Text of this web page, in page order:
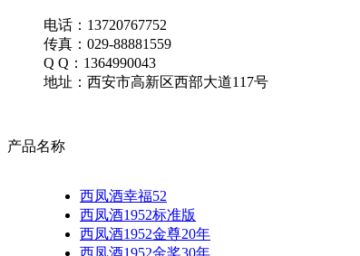
电话：13720767752
传真：029-88881559
Q Q：1364990043
地址：西安市高新区西部大道117号
产品名称
西凤酒幸福52
西凤酒1952标准版
西凤酒1952金尊20年
西凤酒1952金奖30年